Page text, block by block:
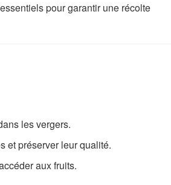
pour garantir une récolte
les vergers.
et préserver leur qualité.
aux fruits.